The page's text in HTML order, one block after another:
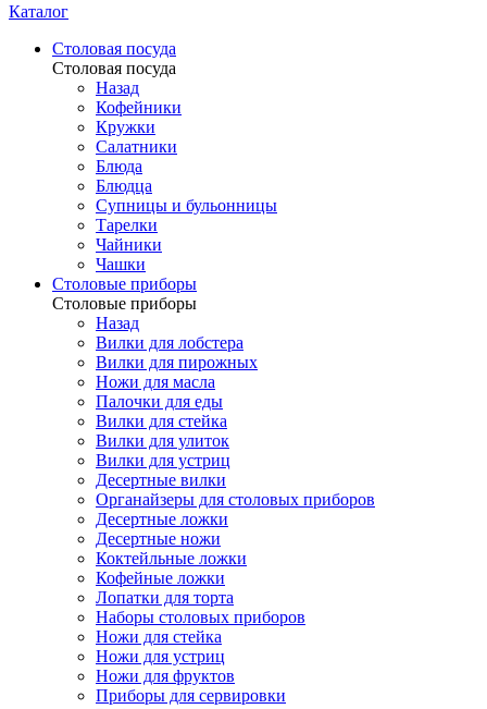
Каталог
Столовая посуда
Столовая посуда
Назад
Кофейники
Кружки
Салатники
Блюда
Блюдца
Супницы и бульонницы
Тарелки
Чайники
Чашки
Cтоловые приборы
Cтоловые приборы
Назад
Вилки для лобстера
Вилки для пирожных
Ножи для масла
Палочки для еды
Вилки для стейка
Вилки для улиток
Вилки для устриц
Десертные вилки
Органайзеры для столовых приборов
Десертные ложки
Десертные ножи
Коктейльные ложки
Кофейные ложки
Лопатки для торта
Наборы столовых приборов
Ножи для стейка
Ножи для устриц
Ножи для фруктов
Приборы для сервировки